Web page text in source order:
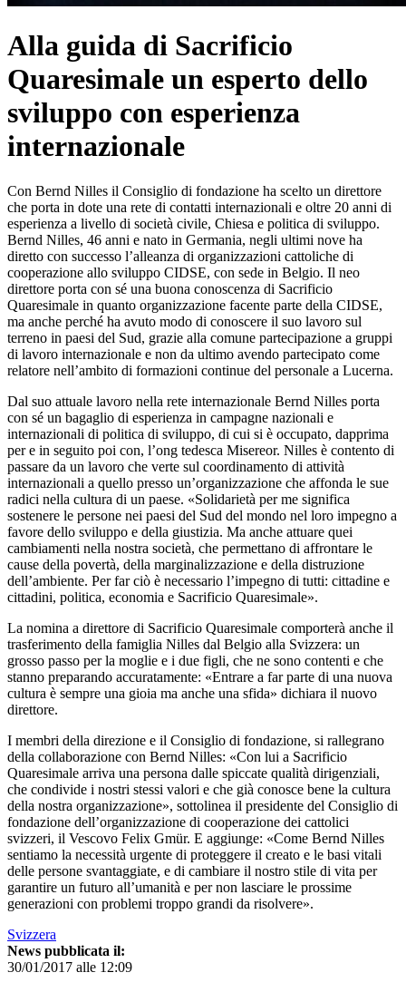
Alla guida di Sacrificio
Quaresimale un esperto dello
sviluppo con esperienza
internazionale
Con Bernd Nilles il Consiglio di fondazione ha scelto un direttore
che porta in dote una rete di contatti internazionali e oltre 20 anni di
esperienza a livello di società civile, Chiesa e politica di sviluppo.
Bernd Nilles, 46 anni e nato in Germania, negli ultimi nove ha
diretto con successo l’alleanza di organizzazioni cattoliche di
cooperazione allo sviluppo CIDSE, con sede in Belgio. Il neo
direttore porta con sé una buona conoscenza di Sacrificio
Quaresimale in quanto organizzazione facente parte della CIDSE,
ma anche perché ha avuto modo di conoscere il suo lavoro sul
terreno in paesi del Sud, grazie alla comune partecipazione a gruppi
di lavoro internazionale e non da ultimo avendo partecipato come
relatore nell’ambito di formazioni continue del personale a Lucerna.
Dal suo attuale lavoro nella rete internazionale Bernd Nilles porta
con sé un bagaglio di esperienza in campagne nazionali e
internazionali di politica di sviluppo, di cui si è occupato, dapprima
per e in seguito poi con, l’ong tedesca Misereor. Nilles è contento di
passare da un lavoro che verte sul coordinamento di attività
internazionali a quello presso un’organizzazione che affonda le sue
radici nella cultura di un paese. «Solidarietà per me significa
sostenere le persone nei paesi del Sud del mondo nel loro impegno a
favore dello sviluppo e della giustizia. Ma anche attuare quei
cambiamenti nella nostra società, che permettano di affrontare le
cause della povertà, della marginalizzazione e della distruzione
dell’ambiente. Per far ciò è necessario l’impegno di tutti: cittadine e
cittadini, politica, economia e Sacrificio Quaresimale».
La nomina a direttore di Sacrificio Quaresimale comporterà anche il
trasferimento della famiglia Nilles dal Belgio alla Svizzera: un
grosso passo per la moglie e i due figli, che ne sono contenti e che
stanno preparando accuratamente: «Entrare a far parte di una nuova
cultura è sempre una gioia ma anche una sfida» dichiara il nuovo
direttore.
I membri della direzione e il Consiglio di fondazione, si rallegrano
della collaborazione con Bernd Nilles: «Con lui a Sacrificio
Quaresimale arriva una persona dalle spiccate qualità dirigenziali,
che condivide i nostri stessi valori e che già conosce bene la cultura
della nostra organizzazione», sottolinea il presidente del Consiglio di
fondazione dell’organizzazione di cooperazione dei cattolici
svizzeri, il Vescovo Felix Gmür. E aggiunge: «Come Bernd Nilles
sentiamo la necessità urgente di proteggere il creato e le basi vitali
delle persone svantaggiate, e di cambiare il nostro stile di vita per
garantire un futuro all’umanità e per non lasciare le prossime
generazioni con problemi troppo grandi da risolvere».
Svizzera
News pubblicata il:
30/01/2017 alle 12:09